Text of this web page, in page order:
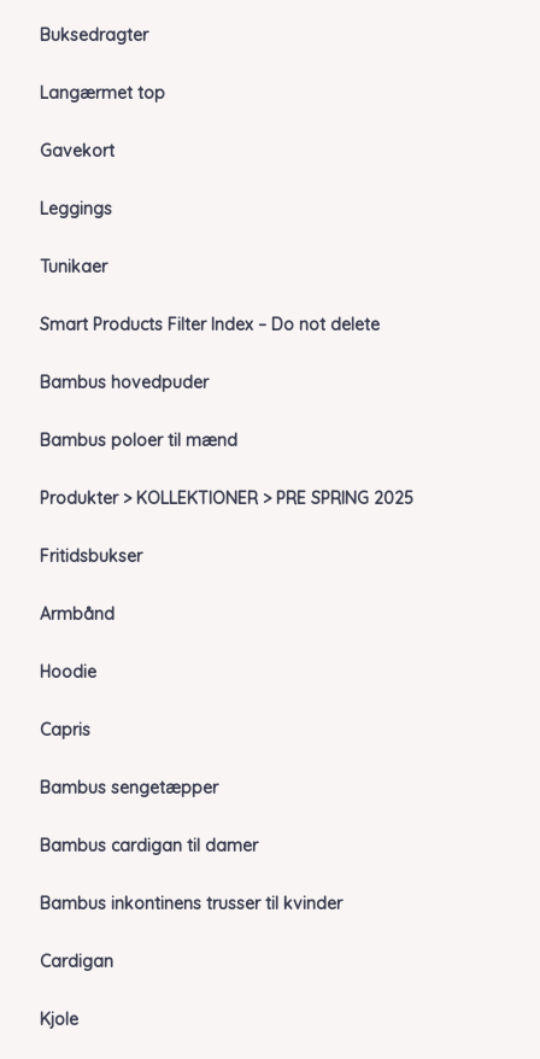
Buksedragter
Langærmet top
Gavekort
Leggings
Tunikaer
Smart Products Filter Index – Do not delete
Bambus hovedpuder
Bambus poloer til mænd
Produkter > KOLLEKTIONER > PRE SPRING 2025
Fritidsbukser
Armbånd
Hoodie
Capris
Bambus sengetæpper
Bambus cardigan til damer
Bambus inkontinens trusser til kvinder
Cardigan
Kjole